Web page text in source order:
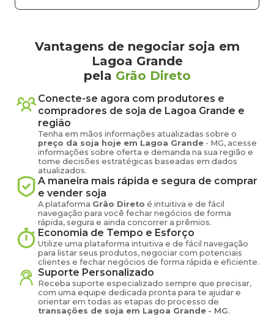
Vantagens de negociar soja em
Lagoa Grande
pela Grão Direto
Conecte-se agora com produtores e
compradores de soja de Lagoa Grande e
região
Tenha em mãos informações atualizadas sobre o
preço da soja hoje em Lagoa Grande - MG, acesse
informações sobre oferta e demanda na sua região e
tome decisões estratégicas baseadas em dados
atualizados.
A maneira mais rápida e segura de comprar
e vender soja
A plataforma Grão Direto é intuitiva e de fácil
navegação para você fechar negócios de forma
rápida, segura e ainda concorrer a prêmios.
Economia de Tempo e Esforço
Utilize uma plataforma intuitiva e de fácil navegação
para listar seus produtos, negociar com potenciais
clientes e fechar negócios de forma rápida e eficiente.
Suporte Personalizado
Receba suporte especializado sempre que precisar,
com uma equipe dedicada pronta para te ajudar e
orientar em todas as etapas do processo de
transações de soja em Lagoa Grande - MG.